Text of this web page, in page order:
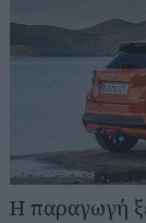
Η παραγωγή